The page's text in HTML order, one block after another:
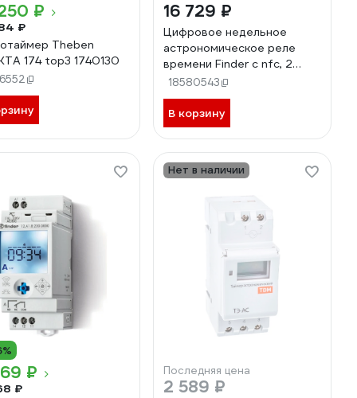
₽
₽
Theben
174 top3 1740130
16 729 ₽
Цифровое недельное
астрономическое реле
времени Finder c nfc, 2
перекидых конт. 16а,
12A282300000
18580543
В корзину
₽
₽
Нет в наличии
Последняя цена
2 589 ₽